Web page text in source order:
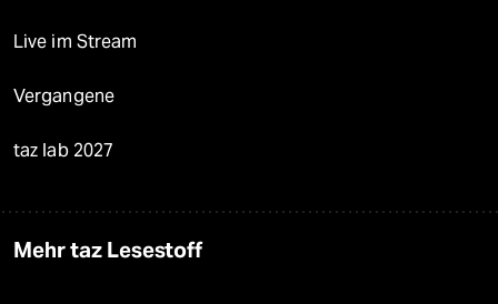
Live im Stream
Vergangene
taz lab 2027
Mehr taz Lesestoff